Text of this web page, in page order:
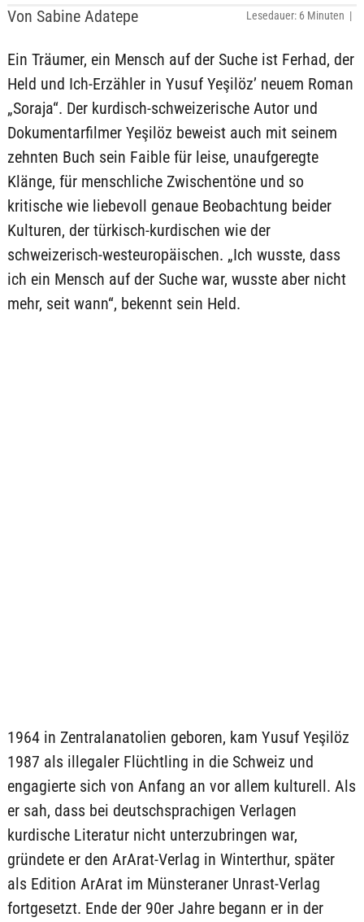
Von Sabine Adatepe
Lesedauer: 6 Minuten |
Ein Träumer, ein Mensch auf der Suche ist Ferhad, der
Held und Ich-Erzähler in Yusuf Yeşilöz’ neuem Roman
„Soraja“. Der kurdisch-schweizerische Autor und
Dokumentarfilmer Yeşilöz beweist auch mit seinem
zehnten Buch sein Faible für leise, unaufgeregte
Klänge, für menschliche Zwischentöne und so
kritische wie liebevoll genaue Beobachtung beider
Kulturen, der türkisch-kurdischen wie der
schweizerisch-westeuropäischen. „Ich wusste, dass
ich ein Mensch auf der Suche war, wusste aber nicht
mehr, seit wann“, bekennt sein Held.
1964 in Zentralanatolien geboren, kam Yusuf Yeşilöz
1987 als illegaler Flüchtling in die Schweiz und
engagierte sich von Anfang an vor allem kulturell. Als
er sah, dass bei deutschsprachigen Verlagen
kurdische Literatur nicht unterzubringen war,
gründete er den ArArat-Verlag in Winterthur, später
als Edition ArArat im Münsteraner Unrast-Verlag
fortgesetzt. Ende der 90er Jahre begann er in der